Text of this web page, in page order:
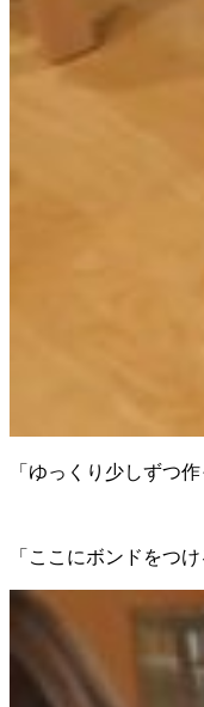
「ゆっくり少しずつ
「ここにボンドをつ